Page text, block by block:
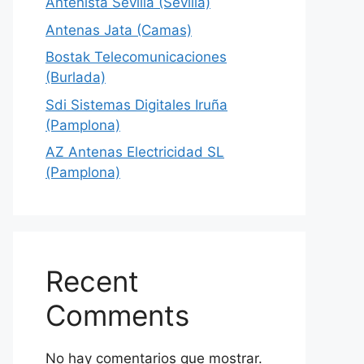
Antenas Jata (Camas)
Bostak Telecomunicaciones
(Burlada)
Sdi Sistemas Digitales Iruña
(Pamplona)
AZ Antenas Electricidad SL
(Pamplona)
Recent
Comments
No hay comentarios que mostrar.